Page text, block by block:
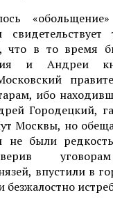
что в то время
и Андреи
ибо
Горо­децкий,
Москвы, но
не были
впустили в